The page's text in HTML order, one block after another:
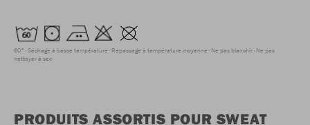
60° Séchage à basse température Repassage à température moyenne Ne pas blanchir Ne pas
nettoyer à sec
PRODUITS ASSORTIS POUR SWEAT